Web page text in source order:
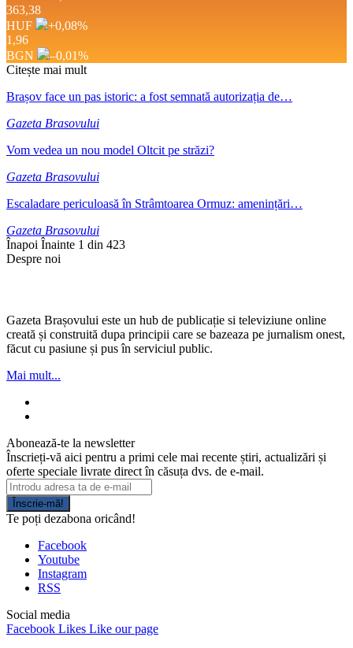
363,38
HUF
+0,08%
1,96
BGN
–0,01%
Citește mai mult
Brașov face un pas istoric: a fost semnată autorizația de…
Gazeta Brasovului
Vom vedea un nou model Oltcit pe străzi?
Gazeta Brasovului
Escaladare periculoasă în Strâmtoarea Ormuz: amenințări…
Gazeta Brasovului
Înapoi Înainte 1 din 423
Despre noi
Gazeta Brașovului este un hub de publicație si televiziune online
creată și construită dupa principii care se bazeaza pe jurnalism onest,
făcut cu pasiune și pus în serviciul public.
Mai mult...
Abonează-te la newsletter
Înscrieți-vă aici pentru a primi cele mai recente știri, actualizări și
oferte speciale livrate direct în căsuța dvs. de e-mail.
Înscrie-mă!
Te poți dezabona oricând!
Facebook
Youtube
Instagram
RSS
Social media
Facebook Likes Like our page